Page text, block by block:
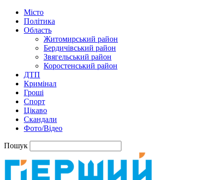
Місто
Політика
Область
Житомирський район
Бердичівський район
Звягельський район
Коростенський район
ДТП
Кримінал
Гроші
Спорт
Цікаво
Скандали
Фото/Відео
Пошук